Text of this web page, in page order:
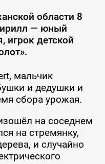
области 8
— юный
игрок детской
мальчик
и дедушки и
сбора урожая.
на соседнем
на стремянку,
и случайно